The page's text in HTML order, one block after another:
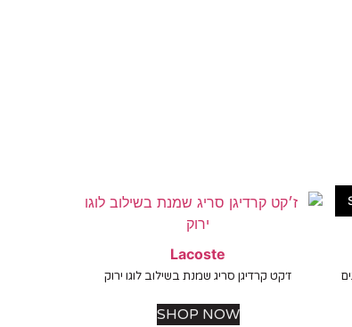
Lacoste
ז׳קט קרדיגן סריג שמנת בשילוב לוגו ירוק
SHOP NOW